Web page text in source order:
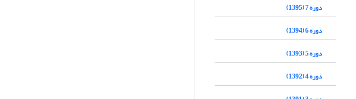
دوره 7 (1395)
دوره 6 (1394)
دوره 5 (1393)
دوره 4 (1392)